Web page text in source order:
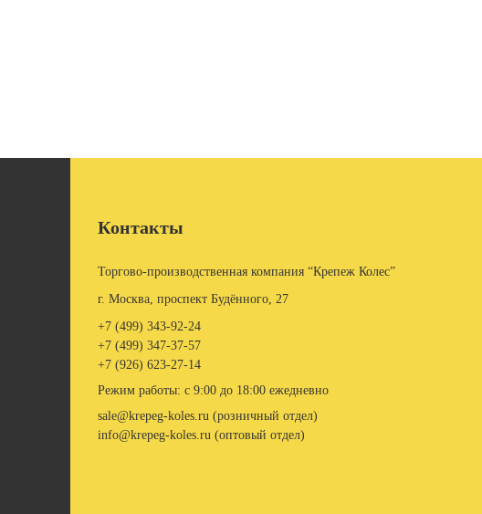
Контакты
Торгово-производственная компания “Крепеж Колес”
г. Москва, проспект Будённого, 27
+7 (499) 343-92-24
+7 (499) 347-37-57
+7 (926) 623-27-14
Режим работы: с 9:00 до 18:00 ежедневно
sale@krepeg-koles.ru (розничный отдел)
info@krepeg-koles.ru (оптовый отдел)